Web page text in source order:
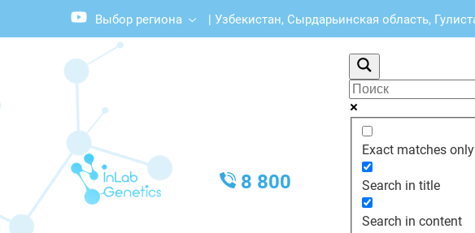
Выбор региона | Узбекистан, Сырдарьинская область,
8 800
Exact matches only
Search in title
Search in content